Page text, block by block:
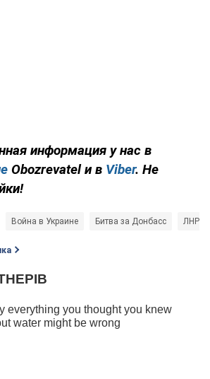
информация у нас в
Obozrevatel и в Viber. Не
Война в Украине Битва за Донбасс ЛНР